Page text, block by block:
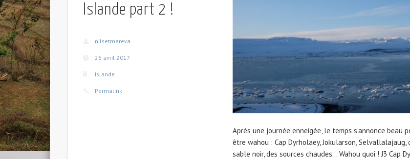
Islande part 2 !
nilsetmareva
26 avril 2017
Islande
Permalink
Après une journée enneigée, le temps s’annonce
être wahou : Cap Dyrholaey, Jokularson,
sable noir, des sources chaudes… Wahou quoi ! J3 Cap